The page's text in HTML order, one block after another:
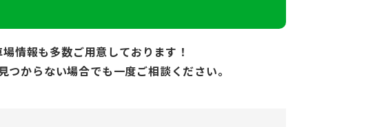
情報も多数ご用意しております！
つからない場合でも一度ご相談ください。